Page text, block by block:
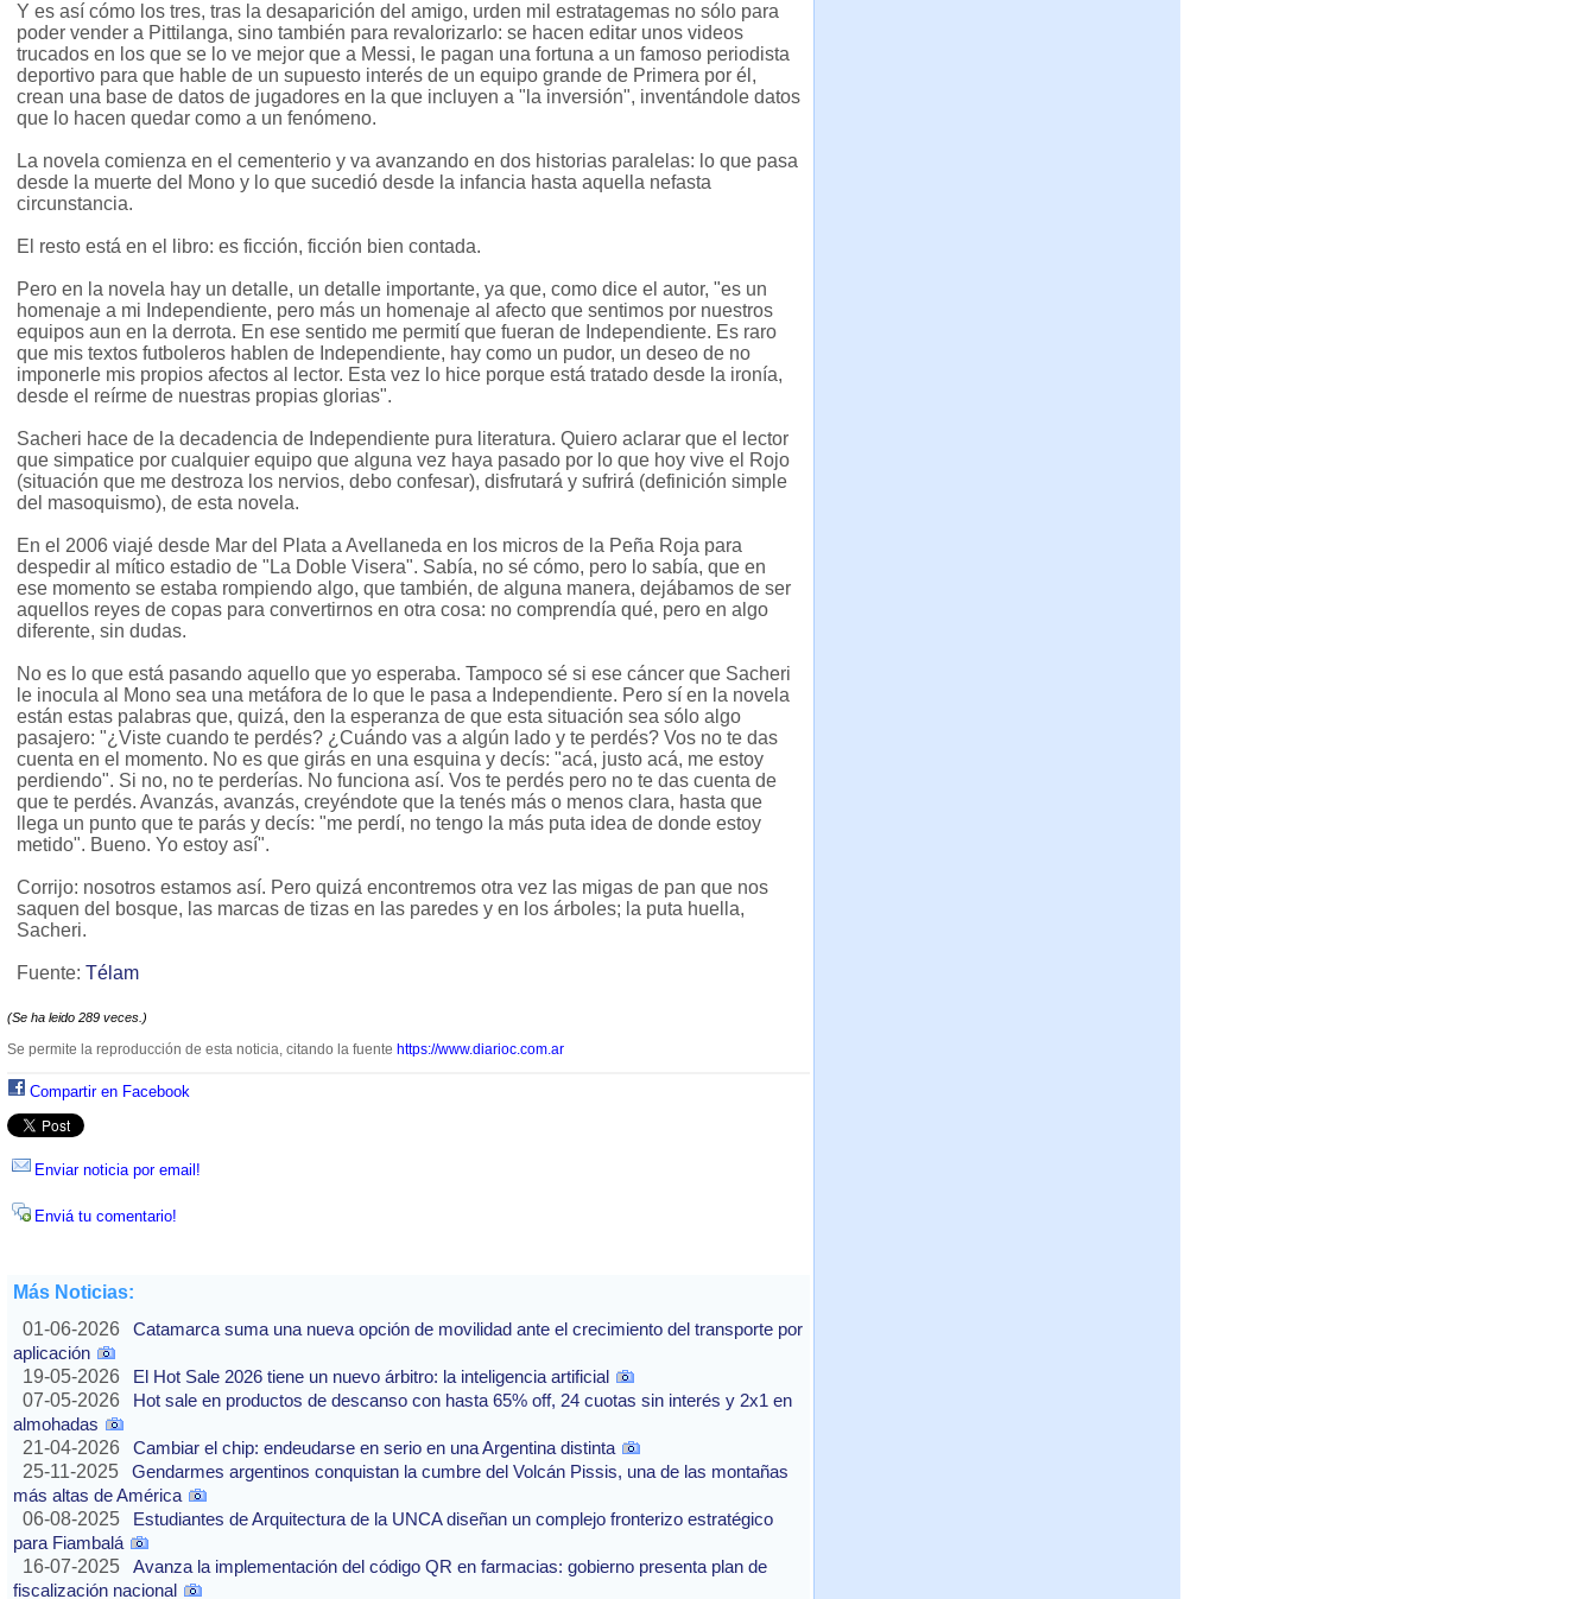
Y es así cómo los tres, tras la desaparición del amigo, urden mil estratagemas no sólo para
poder vender a Pittilanga, sino también para revalorizarlo: se hacen editar unos videos
trucados en los que se lo ve mejor que a Messi, le pagan una fortuna a un famoso periodista
deportivo para que hable de un supuesto interés de un equipo grande de Primera por él,
crean una base de datos de jugadores en la que incluyen a "la inversión", inventándole datos
que lo hacen quedar como a un fenómeno.
La novela comienza en el cementerio y va avanzando en dos historias paralelas: lo que pasa
desde la muerte del Mono y lo que sucedió desde la infancia hasta aquella nefasta
circunstancia.
El resto está en el libro: es ficción, ficción bien contada.
Pero en la novela hay un detalle, un detalle importante, ya que, como dice el autor, "es un
homenaje a mi Independiente, pero más un homenaje al afecto que sentimos por nuestros
equipos aun en la derrota. En ese sentido me permití que fueran de Independiente. Es raro
que mis textos futboleros hablen de Independiente, hay como un pudor, un deseo de no
imponerle mis propios afectos al lector. Esta vez lo hice porque está tratado desde la ironía,
desde el reírme de nuestras propias glorias".
Sacheri hace de la decadencia de Independiente pura literatura. Quiero aclarar que el lector
que simpatice por cualquier equipo que alguna vez haya pasado por lo que hoy vive el Rojo
(situación que me destroza los nervios, debo confesar), disfrutará y sufrirá (definición simple
del masoquismo), de esta novela.
En el 2006 viajé desde Mar del Plata a Avellaneda en los micros de la Peña Roja para
despedir al mítico estadio de "La Doble Visera". Sabía, no sé cómo, pero lo sabía, que en
ese momento se estaba rompiendo algo, que también, de alguna manera, dejábamos de ser
aquellos reyes de copas para convertirnos en otra cosa: no comprendía qué, pero en algo
diferente, sin dudas.
No es lo que está pasando aquello que yo esperaba. Tampoco sé si ese cáncer que Sacheri
le inocula al Mono sea una metáfora de lo que le pasa a Independiente. Pero sí en la novela
están estas palabras que, quizá, den la esperanza de que esta situación sea sólo algo
pasajero: "¿Viste cuando te perdés? ¿Cuándo vas a algún lado y te perdés? Vos no te das
cuenta en el momento. No es que girás en una esquina y decís: "acá, justo acá, me estoy
perdiendo". Si no, no te perderías. No funciona así. Vos te perdés pero no te das cuenta de
que te perdés. Avanzás, avanzás, creyéndote que la tenés más o menos clara, hasta que
llega un punto que te parás y decís: "me perdí, no tengo la más puta idea de donde estoy
metido". Bueno. Yo estoy así".
Corrijo: nosotros estamos así. Pero quizá encontremos otra vez las migas de pan que nos
saquen del bosque, las marcas de tizas en las paredes y en los árboles; la puta huella,
Sacheri.
Fuente: Télam
(Se ha leido 289 veces.)
Se permite la reproducción de esta noticia, citando la fuente https://www.diarioc.com.ar
Compartir en Facebook
Enviar noticia por email!
Enviá tu comentario!
Más Noticias:
01-06-2026
Catamarca suma una nueva opción de movilidad ante el crecimiento del transporte por
aplicación
19-05-2026
El Hot Sale 2026 tiene un nuevo árbitro: la inteligencia artificial
07-05-2026
Hot sale en productos de descanso con hasta 65% off, 24 cuotas sin interés y 2x1 en
almohadas
21-04-2026
Cambiar el chip: endeudarse en serio en una Argentina distinta
25-11-2025
Gendarmes argentinos conquistan la cumbre del Volcán Pissis, una de las montañas
más altas de América
06-08-2025
Estudiantes de Arquitectura de la UNCA diseñan un complejo fronterizo estratégico
para Fiambalá
16-07-2025
Avanza la implementación del código QR en farmacias: gobierno presenta plan de
fiscalización nacional